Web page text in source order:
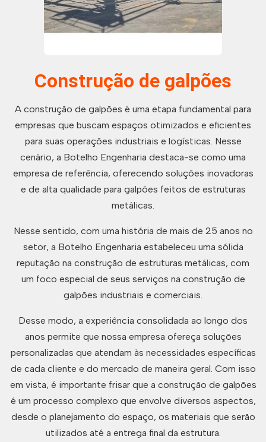
Construção de galpões
A construção de galpões é uma etapa fundamental para
empresas que buscam espaços otimizados e eficientes
para suas operações industriais e logísticas. Nesse
cenário, a Botelho Engenharia destaca-se como uma
empresa de referência, oferecendo soluções inovadoras
e de alta qualidade para galpões feitos de estruturas
metálicas.
Nesse sentido, com uma história de mais de 25 anos no
setor, a Botelho Engenharia estabeleceu uma sólida
reputação na construção de estruturas metálicas, com
um foco especial de seus serviços na construção de
galpões industriais e comerciais.
Desse modo, a experiência consolidada ao longo dos
anos permite que nossa empresa ofereça soluções
personalizadas que atendam às necessidades específicas
de cada cliente e do mercado de maneira geral. Com isso
em vista, é importante frisar que a construção de galpões
é um processo complexo que envolve diversos aspectos,
desde o planejamento do espaço, os materiais que serão
utilizados até a entrega final da estrutura.